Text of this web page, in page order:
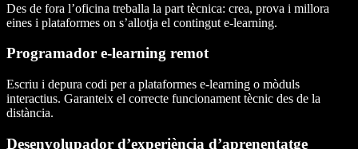
Des de fora l’oficina treballa la part tècnica: crea, prova i millora
eines i plataformes on s’allotja el contingut e-learning.
Programador e-learning remot
Escriu i depura codi per a plataformes e-learning o mòduls
interactius. Garanteix el correcte funcionament tècnic des de la
distància.
Desenvolupador d’experiència d’aprenentatge